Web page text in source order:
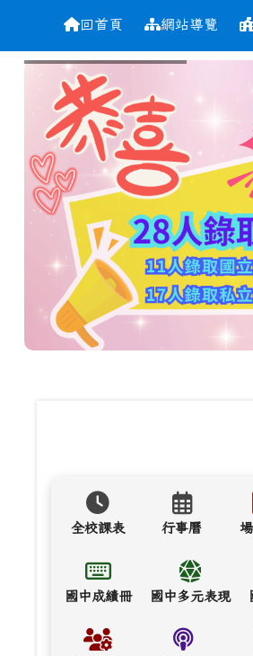
台南市南寧高中
導覽列回首頁 網站導覽
全校課表 行事曆
國中成績冊 國中多元表現